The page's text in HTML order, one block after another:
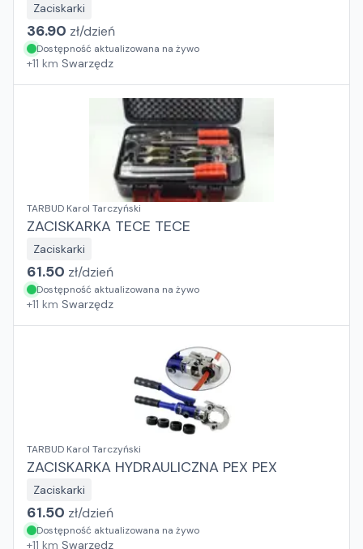
Zaciskarki
36.90 zł/dzień
Dostępność aktualizowana na żywo
+11 km Swarzędz
TARBUD Karol Tarczyński
ZACISKARKA TECE TECE
Zaciskarki
61.50 zł/dzień
Dostępność aktualizowana na żywo
+11 km Swarzędz
TARBUD Karol Tarczyński
ZACISKARKA HYDRAULICZNA PEX PEX
Zaciskarki
61.50 zł/dzień
Dostępność aktualizowana na żywo
+11 km Swarzędz